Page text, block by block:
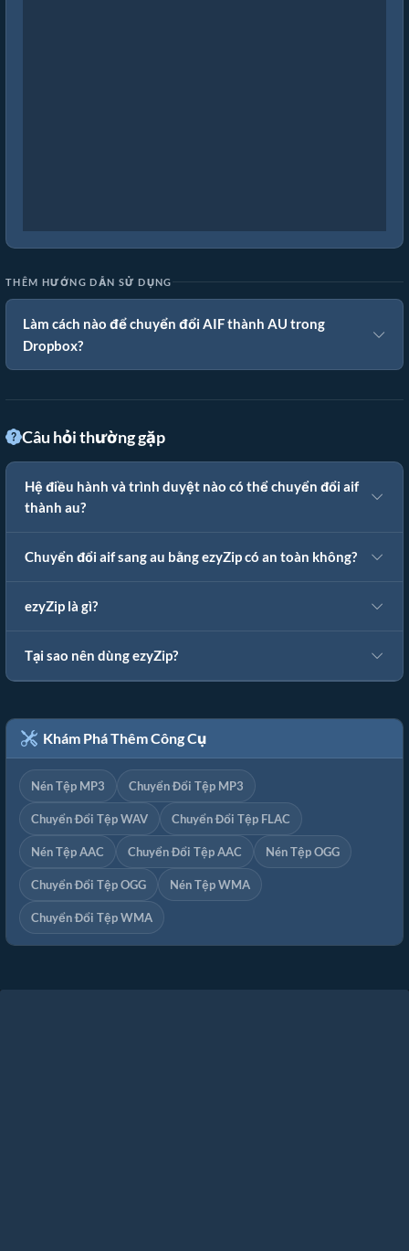
THÊM HƯỚNG DẪN SỬ DỤNG
Làm cách nào để chuyển đổi AIF thành AU trong
Dropbox?
Câu hỏi thường gặp
Hệ điều hành và trình duyệt nào có thể chuyển đổi aif
thành au?
Chuyển đổi aif sang au bằng ezyZip có an toàn không?
ezyZip là gì?
Tại sao nên dùng ezyZip?
Khám Phá Thêm Công Cụ
Nén Tệp MP3 Chuyển Đổi Tệp MP3
Chuyển Đổi Tệp WAV Chuyển Đổi Tệp FLAC
Nén Tệp AAC Chuyển Đổi Tệp AAC Nén Tệp OGG
Chuyển Đổi Tệp OGG Nén Tệp WMA
Chuyển Đổi Tệp WMA